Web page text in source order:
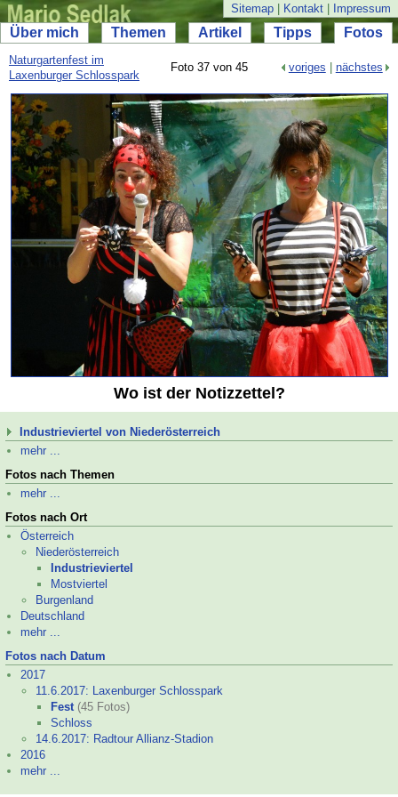
Sitemap Kontakt Impressum
Über mich Themen Artikel Tipps Fotos
Naturgartenfest im
Laxenburger Schlosspark
Foto 37 von 45 voriges nächstes
Wo ist der Notizzettel?
Industrieviertel von Niederösterreich
mehr ...
Fotos nach Themen
mehr ...
Fotos nach Ort
Österreich
Niederösterreich
Industrieviertel
Mostviertel
Burgenland
Deutschland
mehr ...
Fotos nach Datum
2017
11.6.2017: Laxenburger Schlosspark
Fest (45 Fotos)
Schloss
14.6.2017: Radtour Allianz-Stadion
2016
mehr ...